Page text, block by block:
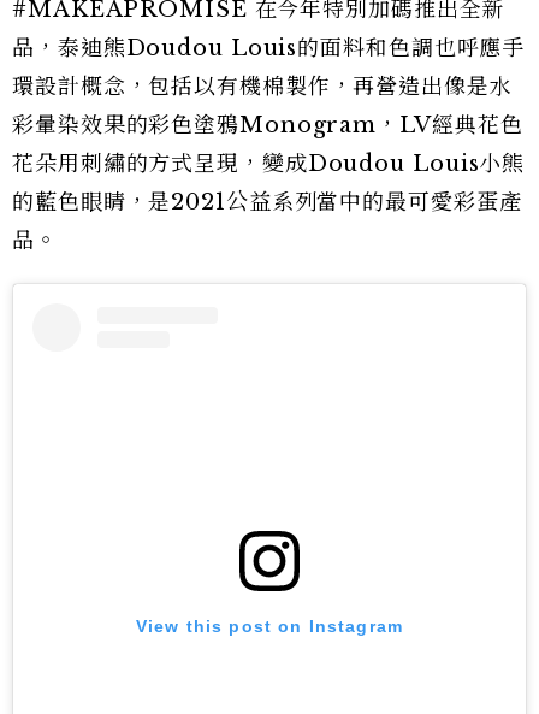
#MAKEAPROMISE 在今年特別加碼推出全新
品，泰迪熊Doudou Louis的面料和色調也呼應手
環設計概念，包括以有機棉製作，再營造出像是水
彩暈染效果的彩色塗鴉Monogram，LV經典花色
花朵用刺繡的方式呈現，變成Doudou Louis小熊
的藍色眼睛，是2021公益系列當中的最可愛彩蛋產
品。
View this post on Instagram